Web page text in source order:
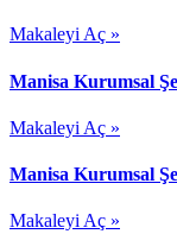
Makaleyi Aç »
Manisa Kurumsal
Makaleyi Aç »
Manisa Kurumsal
Makaleyi Aç »